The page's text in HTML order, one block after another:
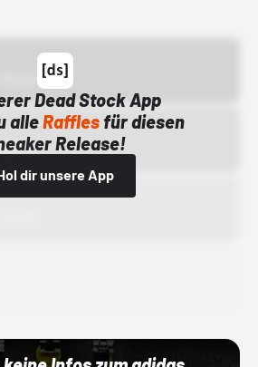
Dead Stock App
alleRafflesfür diesen
Release!
dir unsere App
Uhr